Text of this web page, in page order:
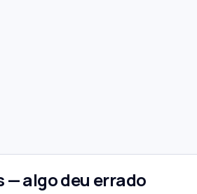
— algo deu errado